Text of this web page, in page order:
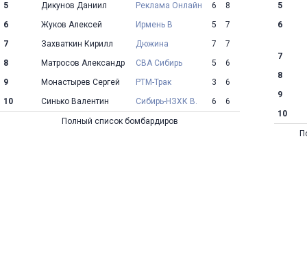
5
Дикунов Даниил Реклама Онлайн 6
8
6
Жуков Алексей Ирмень В 5
7
7
Захваткин Кирилл Дюжина 7
7
8
Матросов Александр СВА Сибирь 5
6
9
Монастырев Сергей РТМ-Трак 3
6
10
Синько Валентин Сибирь-НЗХК В. 6 6
Полный список бомбардиров
5
6
7
8
9
10